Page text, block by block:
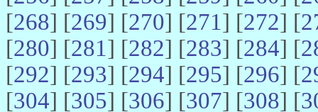
[268] [269] [270] [271] [272] [
[280] [281] [282] [283] [284] [
[292] [293] [294] [295] [296] [
[304] [305] [306] [307] [308] [